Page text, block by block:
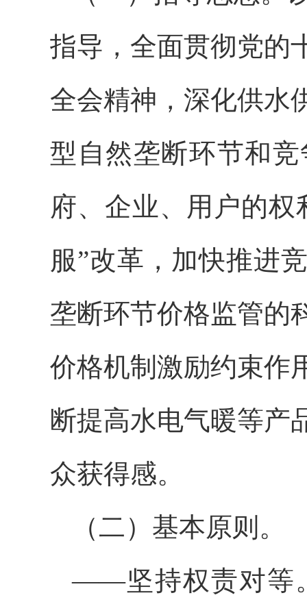
指导，全面贯彻党的
全会精神，深化供水
型自然垄断环节和
府、企业、用户的
服”改革，加快推进
垄断环节价格监管的
价格机制激励约束作
断提高水电气暖等产
众获得感。
（二）基本原则。
——坚持权责对等